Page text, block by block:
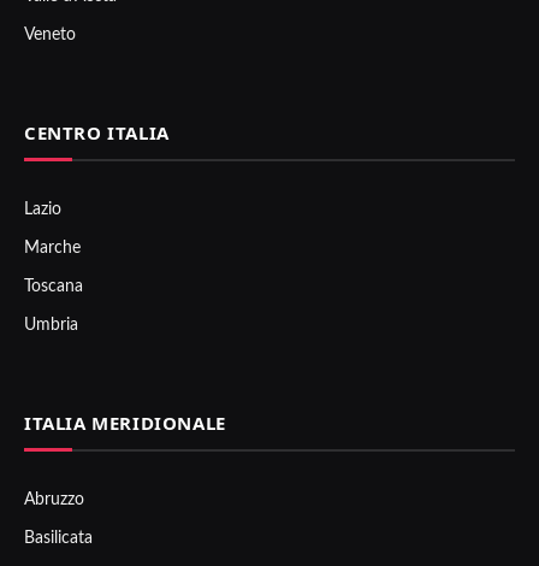
Veneto
CENTRO ITALIA
Lazio
Marche
Toscana
Umbria
ITALIA MERIDIONALE
Abruzzo
Basilicata